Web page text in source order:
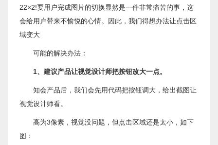
22×2!要用户完成图片的切换显然是一件非常痛苦的事，这
会给用户带来不愉悦的心情。因此，我们得想办法让点击区
域变大
可能的解决办法：
1、建议产品让视觉设计师把按钮改大一点。
知会产品后，我们会先用代码把按钮调大，给出截图让
视觉设计师看。
高为3像素，视觉没问题，但点击区域还是太小，如下
图：